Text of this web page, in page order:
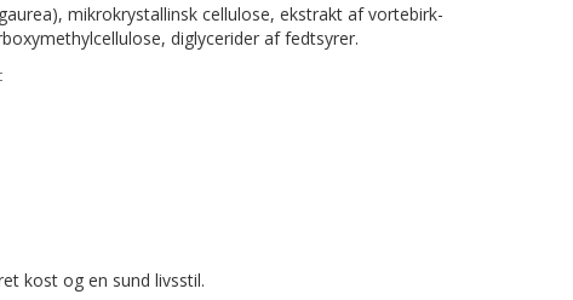
mikrokrystallinsk cellulose, ekstrakt af vortebirk-
diglycerider af fedtsyrer.
kost og en sund livsstil.